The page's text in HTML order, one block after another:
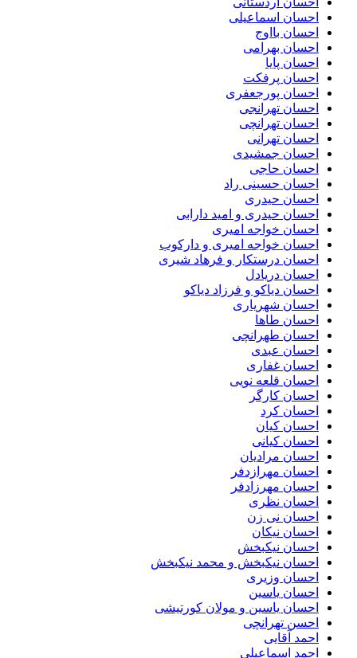
احسان اسماعیلی
احسان بااوج
احسان بهرامی
احسان پایا
احسان پرفکت
احسان پورجعفری
احسان تهرانجی
احسان تهرانچی
احسان تهرانی
احسان جمشیدی
احسان حاجی
احسان حسینی راد
احسان حیدری
احسان حیدری و امید دارابی
احسان خواجه امیری
احسان خواجه امیری و دارکوب
احسان درستكار و فرهاد شيرى
احسان دریادل
احسان دیاکو و فرزاد دیاکو
احسان شهریاری
احسان طاها
احسان طهرانچی
احسان عبدی
احسان غفاری
احسان قلعه نویی
احسان کارگر
احسان کرد
احسان کیان
احسان کیانی
احسان مرادیان
احسان مهرازدفر
احسان مهرزادفر
احسان نظری
احسان نی زن
احسان نیکان
احسان نیکبخش
احسان نیکبخش و محمد نیکبخش
احسان وزیری
احسان یاسین
احسان یاسین و مولان کورتیشی
احسن تهرانچی
احمد آقایی
احمد اسماعیلی